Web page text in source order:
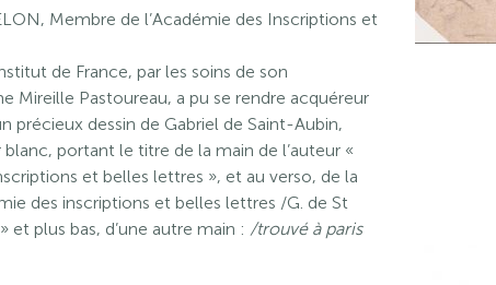
Membre de l’Académie des Inscriptions et
de France, par les soins de son
Mireille Pastoureau, a pu se rendre acquéreur
précieux dessin de Gabriel de Saint-Aubin,
blanc, portant le titre de la main de l’auteur «
et belles lettres », et au verso, de la
des inscriptions et belles lettres /G. de St
et plus bas, d’une autre main : /trouvé à paris